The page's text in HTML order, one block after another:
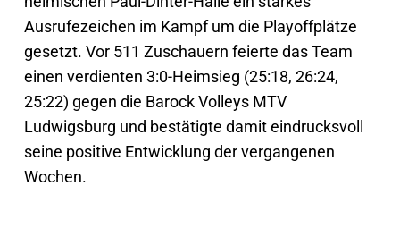
Ausrufezeichen im Kampf um die Playoffplätze
gesetzt. Vor 511 Zuschauern feierte das Team
einen verdienten 3:0-Heimsieg (25:18, 26:24,
25:22) gegen die Barock Volleys MTV
Ludwigsburg und bestätigte damit eindrucksvoll
seine positive Entwicklung der vergangenen
Wochen.